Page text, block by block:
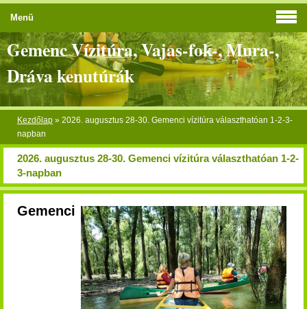
Gemenc Vízitúra, Vajas-fok-, Mura-,
Dráva kenutúrák
Kezdőlap » 2026. augusztus 28-30. Gemenci vízitúra választhatóan 1-2-3-
napban
2026. augusztus 28-30. Gemenci vízitúra választhatóan 1-2-
3-napban
Gemenci
Menü